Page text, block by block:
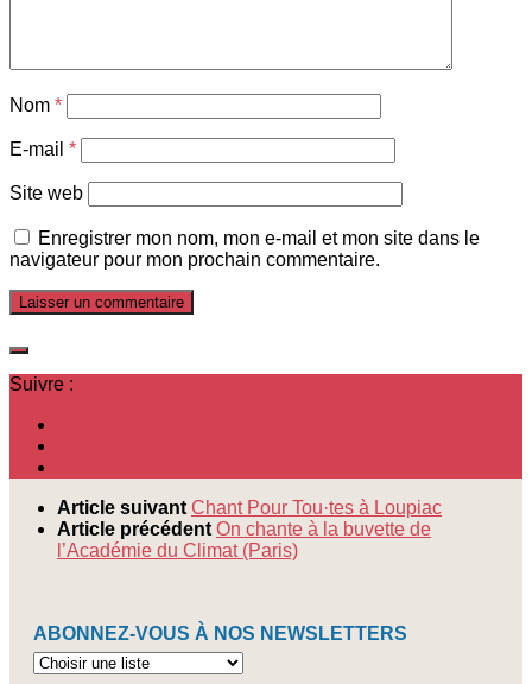
Nom *
E-mail *
Site web
Enregistrer mon nom, mon e-mail et mon site dans le
navigateur pour mon prochain commentaire.
Suivre :
Article suivant Chant Pour Tou·tes à Loupiac
Article précédent On chante à la buvette de
l’Académie du Climat (Paris)
ABONNEZ-VOUS À NOS NEWSLETTERS
Abonnez-